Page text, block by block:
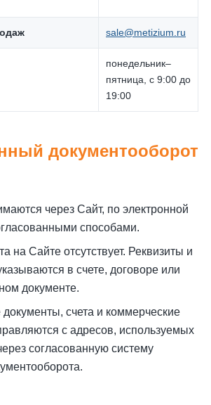
sale@metizium.ru
понедельник–
пятница, с 9:00 до
19:00
документооборот
через Сайт, по электронной
способами.
на Сайте отсутствует. Реквизиты и
в счете, договоре или
документе.
счета и коммерческие
с адресов, используемых
согласованную систему